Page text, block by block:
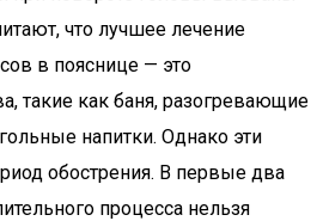
что лучшее лечение
в пояснице — это
такие как баня, разогревающие
напитки. Однако эти
обострения. В первые два
процесса нельзя